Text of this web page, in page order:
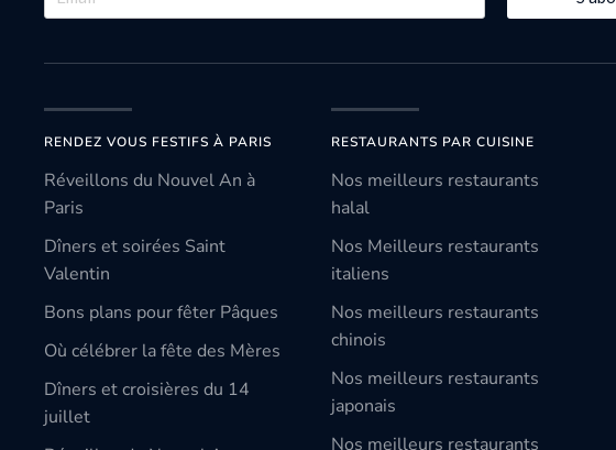
RENDEZ VOUS FESTIFS À PARIS
Réveillons du Nouvel An à
Paris
Dîners et soirées Saint
Valentin
Bons plans pour fêter Pâques
Où célébrer la fête des Mères
Dîners et croisières du 14
juillet
RESTAURANTS PAR CUISINE
Nos meilleurs restaurants
halal
Nos Meilleurs restaurants
italiens
Nos meilleurs restaurants
chinois
Nos meilleurs restaurants
japonais
Nos meilleurs restaurants